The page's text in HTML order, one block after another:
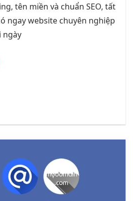
tên miền và chuẩn SEO, tất
ngay website chuyên nghiệp
ngày